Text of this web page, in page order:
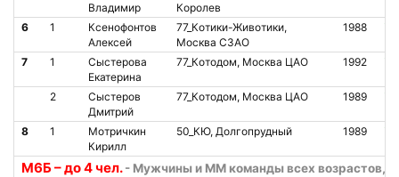
Владимир
Королев
6 1
Ксенофонтов
Алексей
77_Котики-Животики,
Москва СЗАО
1988
7 1
Сыстерова
Екатерина
77_Котодом, Москва ЦАО 1992
2
Сыстеров
Дмитрий
77_Котодом, Москва ЦАО 1989
8 1
Мотричкин
Кирилл
50_КЮ, Долгопрудный 1989
М6Б – до 4 чел. - Мужчины и ММ команды всех возрастов, 6